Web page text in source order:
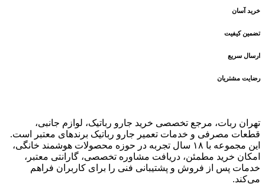
خرید آسان
تضمین کیفیت
ارسال سریع
رضایت مشتریان
تهران ربات، مرجع تخصصی خرید جارو رباتیک، لوازم جانبی،
قطعات مصرفی و خدمات تعمیر جارو رباتیک برندهای معتبر است.
این مجموعه با ۱۸ سال تجربه در حوزه محصولات هوشمند خانگی،
امکان خرید مطمئن، دریافت مشاوره تخصصی، گارانتی معتبر،
خدمات پس از فروش و پشتیبانی فنی را برای کاربران فراهم
می‌کند.